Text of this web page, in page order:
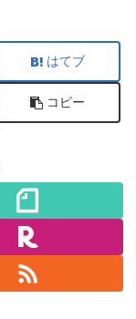
はてブ
コピー